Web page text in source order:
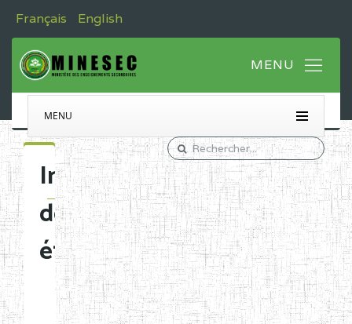
Français English
MENU
Immatriculation
des
établissements